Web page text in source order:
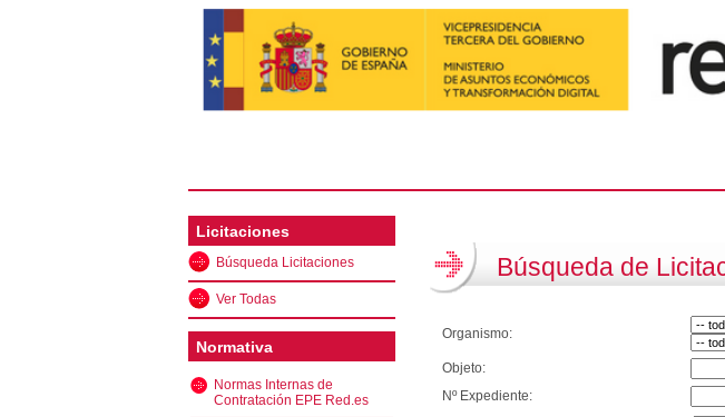
Licitaciones
Búsqueda Licitaciones
Ver Todas
Normativa
Normas Internas de
Contratación EPE Red.es
Búsqueda de
Organismo:
Objeto:
Nº Expediente: